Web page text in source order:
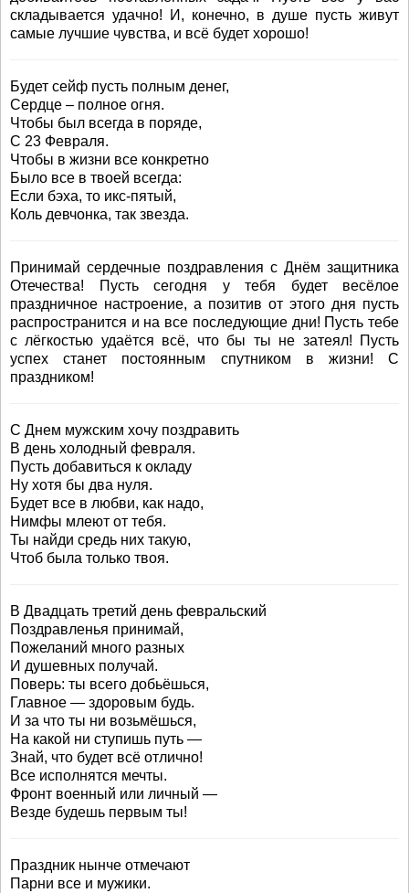
складывается удачно! И, конечно, в душе пусть живут
самые лучшие чувства, и всё будет хорошо!
Будет сейф пусть полным денег,
Сердце – полное огня.
Чтобы был всегда в поряде,
С 23 Февраля.
Чтобы в жизни все конкретно
Было все в твоей всегда:
Если бэха, то икс-пятый,
Коль девчонка, так звезда.
Принимай сердечные поздравления с Днём защитника
Отечества! Пусть сегодня у тебя будет весёлое
праздничное настроение, а позитив от этого дня пусть
распространится и на все последующие дни! Пусть тебе
с лёгкостью удаётся всё, что бы ты не затеял! Пусть
успех станет постоянным спутником в жизни! С
праздником!
С Днем мужским хочу поздравить
В день холодный февраля.
Пусть добавиться к окладу
Ну хотя бы два нуля.
Будет все в любви, как надо,
Нимфы млеют от тебя.
Ты найди средь них такую,
Чтоб была только твоя.
В Двадцать третий день февральский
Поздравленья принимай,
Пожеланий много разных
И душевных получай.
Поверь: ты всего добьёшься,
Главное — здоровым будь.
И за что ты ни возьмёшься,
На какой ни ступишь путь —
Знай, что будет всё отлично!
Все исполнятся мечты.
Фронт военный или личный —
Везде будешь первым ты!
Праздник нынче отмечают
Парни все и мужики.